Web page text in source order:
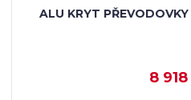
ALU KRYT
8